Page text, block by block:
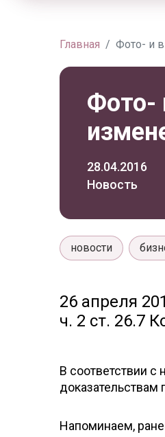
Главная Фото- и
Фото-
28.04.2016
Новость
новости
26 апреля
ч. 2 ст. 26.7
В соответствии
Напоминаем,